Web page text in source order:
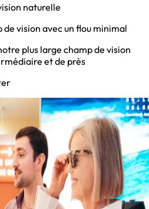
naturelle
vision avec un flou minimal
plus large champ de vision
et de près